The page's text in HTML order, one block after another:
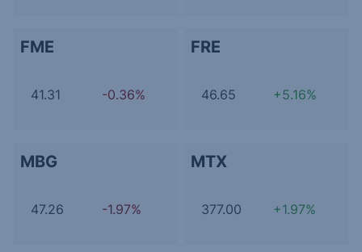
FME
41.31 -0.36%
FRE
46.65 +5.16%
MBG
47.26 -1.97%
MTX
377.00 +1.97%